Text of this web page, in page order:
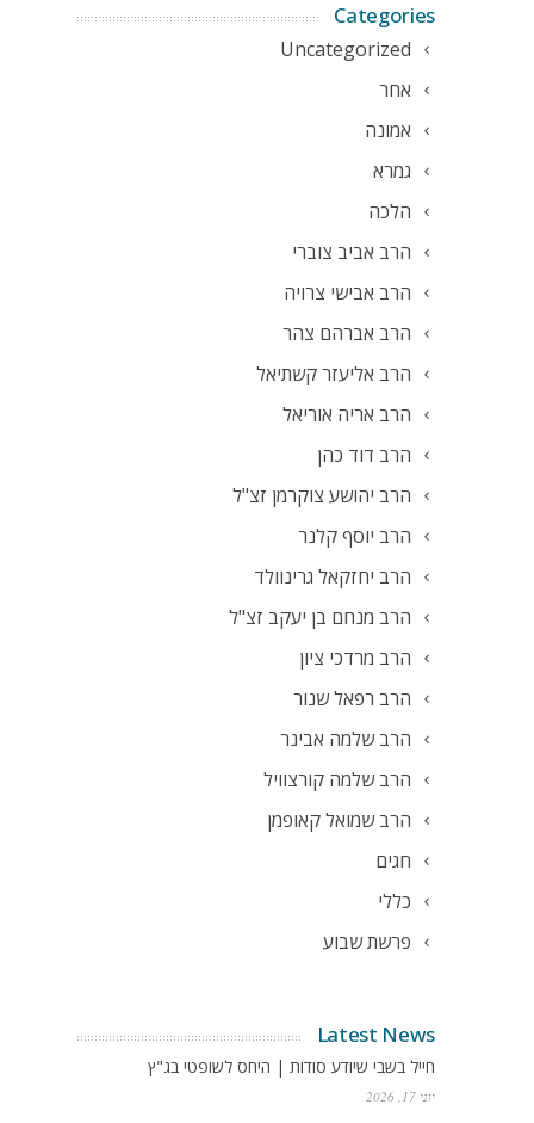
Categories
Uncategorized
אחר
אמונה
גמרא
הלכה
הרב אביב צוברי
הרב אבישי צרויה
הרב אברהם צהר
הרב אליעזר קשתיאל
הרב אריה אוריאל
הרב דוד כהן
הרב יהושע צוקרמן זצ"ל
הרב יוסף קלנר
הרב יחזקאל גרינוולד
הרב מנחם בן יעקב זצ"ל
הרב מרדכי ציון
הרב רפאל שנור
הרב שלמה אבינר
הרב שלמה קורצוויל
הרב שמואל קאופמן
חגים
כללי
פרשת שבוע
Latest News
חייל בשבי שיודע סודות | היחס לשופטי בג"ץ
יוני 17, 2026